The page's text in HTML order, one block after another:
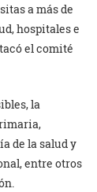
a más de
hospitales e
el comité
la
de la salud y
entre otros